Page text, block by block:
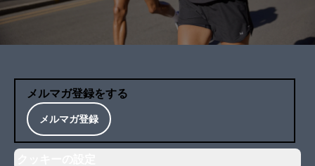
メルマガ登録をする
メルマガ登録